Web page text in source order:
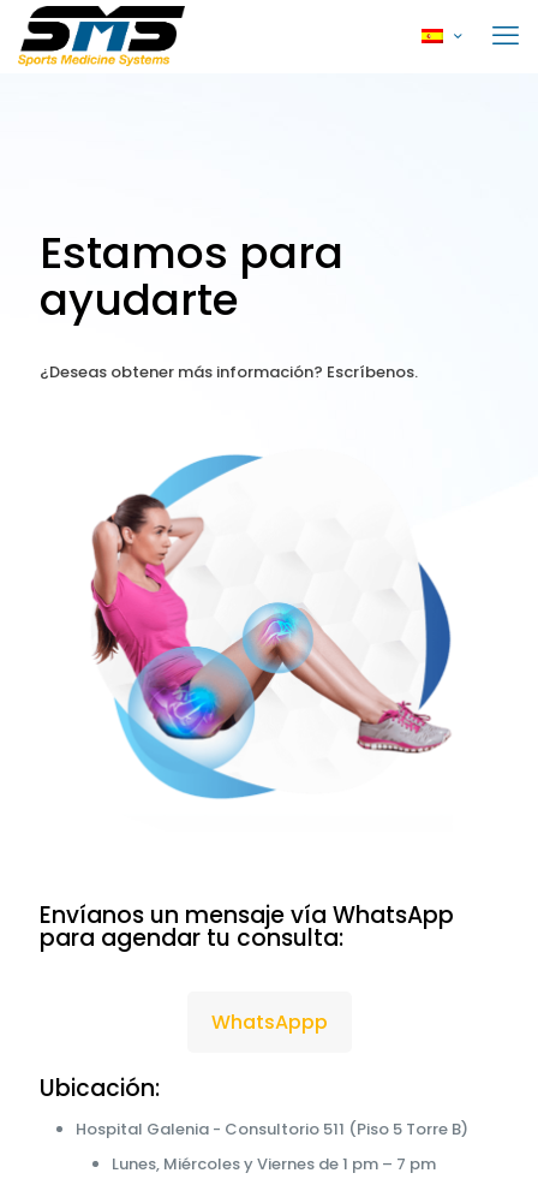
Estamos para
ayudarte
¿Deseas obtener más información? Escríbenos.
Envíanos un mensaje vía WhatsApp
para agendar tu consulta:
WhatsAppp
Ubicación:
Hospital Galenia - Consultorio 511 (Piso 5 Torre B)
Lunes, Miércoles y Viernes de 1 pm – 7 pm